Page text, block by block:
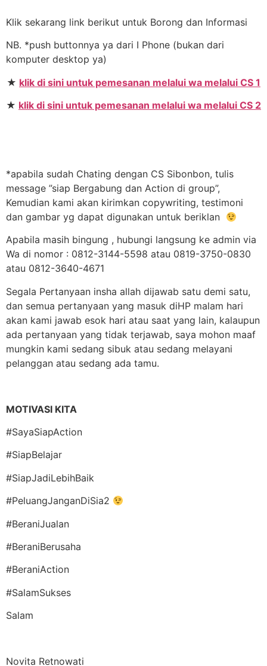
Klik sekarang link berikut untuk Borong dan Informasi
NB. *push buttonnya ya dari I Phone (bukan dari
komputer desktop ya)
★ klik di sini untuk pemesanan melalui wa melalui CS 1
★ klik di sini untuk pemesanan melalui wa melalui CS 2
*apabila sudah Chating dengan CS Sibonbon, tulis
message ”siap Bergabung dan Action di group”,
Kemudian kami akan kirimkan copywriting, testimoni
dan gambar yg dapat digunakan untuk beriklan
Apabila masih bingung , hubungi langsung ke admin via
Wa di nomor : 0812-3144-5598 atau 0819-3750-0830
atau 0812-3640-4671
Segala Pertanyaan insha allah dijawab satu demi satu,
dan semua pertanyaan yang masuk diHP malam hari
akan kami jawab esok hari atau saat yang lain, kalaupun
ada pertanyaan yang tidak terjawab, saya mohon maaf
mungkin kami sedang sibuk atau sedang melayani
pelanggan atau sedang ada tamu.
MOTIVASI KITA
#SayaSiapAction
#SiapBelajar
#SiapJadiLebihBaik
#PeluangJanganDiSia2
#BeraniJualan
#BeraniBerusaha
#BeraniAction
#SalamSukses
Salam
Novita Retnowati